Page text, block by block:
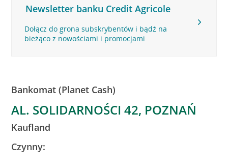
Newsletter banku Credit Agricole
Dołącz do grona subskrybentów i bądź na
bieżąco z nowościami i promocjami
Bankomat (Planet Cash)
AL. SOLIDARNOŚCI 42, POZNAŃ
Kaufland
Czynny: